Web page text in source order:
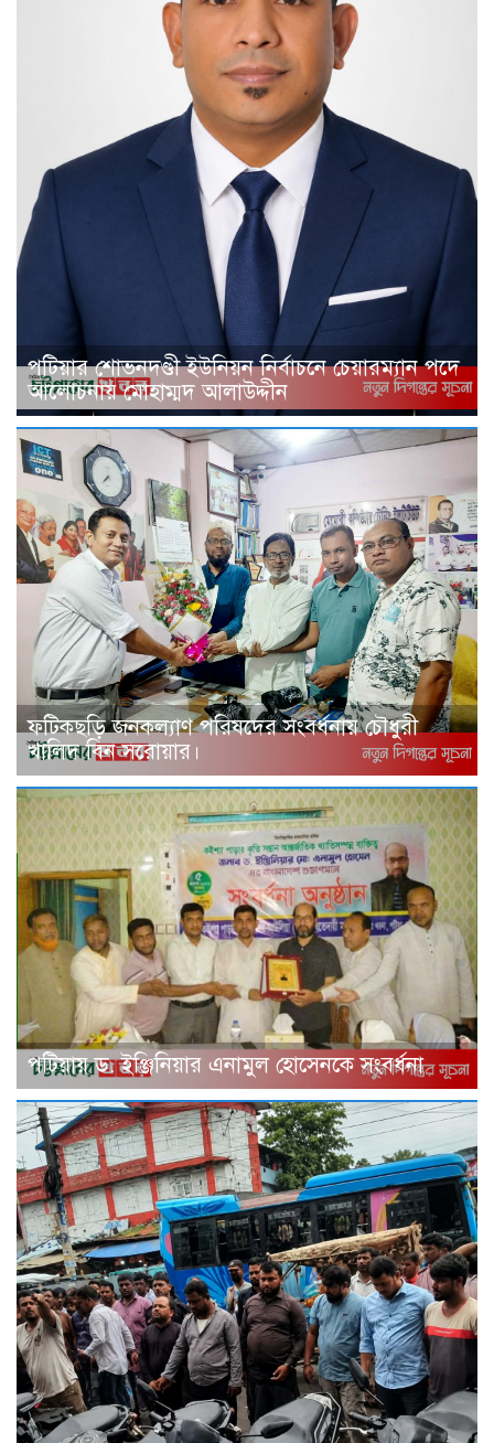
পটিয়ার শোভনদণ্ডী ইউনিয়ন নির্বাচনে চেয়ারম্যান পদে
আলোচনায় মোহাম্মদ আলাউদ্দীন
ফটিকছড়ি জনকল্যাণ পরিষদের সংবর্ধনায় চৌধুরী
খালিদ বিন সরোয়ার।
পটিয়ায় ড. ইঞ্জিনিয়ার এনামুল হোসেনকে সংবর্ধনা